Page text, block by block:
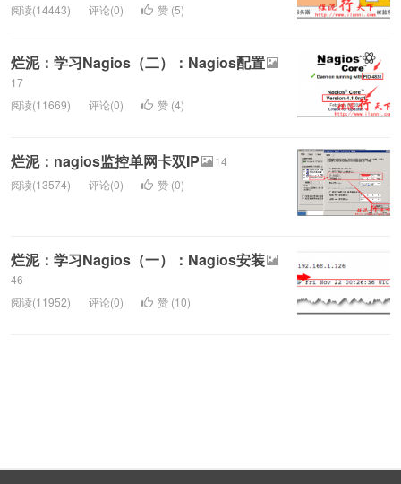
阅读(14443)
评论(0) 赞 (5)
烂泥：学习Nagios（二）：Nagios配置
17
阅读(11669)
评论(0) 赞 (4)
烂泥：nagios监控单网卡双IP
14
阅读(13574)
评论(0) 赞 (0)
烂泥：学习Nagios（一）：Nagios安装
46
阅读(11952)
评论(0) 赞 (10)